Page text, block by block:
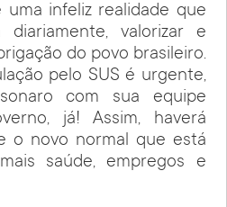
uma infeliz realidade que
valorizar e
do povo brasileiro.
pelo SUS é urgente,
com sua equipe
já! Assim, haverá
o novo normal que está
saúde, empregos e